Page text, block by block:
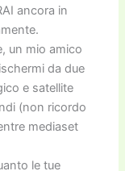
ancora in
un mio amico
da due
e satellite
(non ricordo
mediaset
le tue